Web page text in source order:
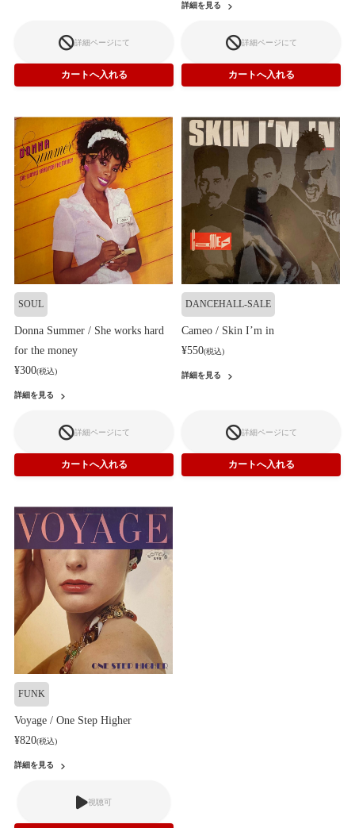
詳細ページにて
詳細を見る
詳細ページにて
SOUL
Donna Summer / She works hard
for the money
¥300(税込)
詳細を見る
詳細ページにて
DANCEHALL-SALE
Cameo / Skin I’m in
¥550(税込)
詳細を見る
詳細ページにて
FUNK
Voyage / One Step Higher
¥820(税込)
詳細を見る
視聴可